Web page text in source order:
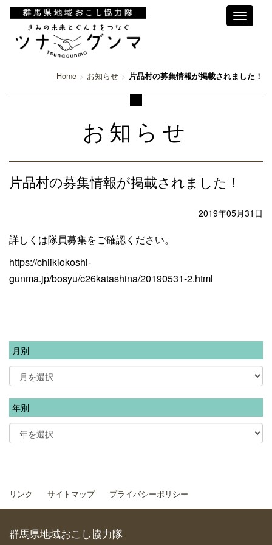
Toggle
Home お知らせ 片品村の募集情報が掲載されました！
お知らせ
片品村の募集情報が掲載されました！
2019年05月31日
詳しくは隊員募集をご確認ください。
https://chiikiokoshi-
gunma.jp/bosyu/c26katashina/20190531-2.html
月別
年別
リンク サイトマップ プライバシーポリシー
群馬県地域おこし協力隊